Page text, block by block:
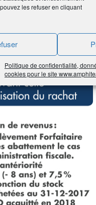
les refuser en cliquant
Politique de confidentialité,
cookies pour le site
2017.